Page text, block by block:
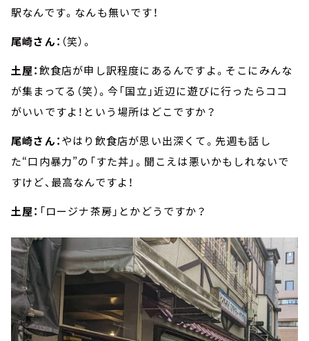
駅なんです。なんも無いです！
尾崎さん： （笑）。
土屋：飲食店が申し訳程度にあるんですよ。そこにみんな
が集まってる（笑）。今「国立」近辺に遊びに行ったらココ
がいいですよ！という場所はどこですか？
尾崎さん：やはり飲食店が思い出深くて。先週も話し
た“口内暴力”の「すた丼」。聞こえは悪いかもしれないで
すけど、最高なんですよ！
土屋： 「ロージナ茶房」とかどうですか？